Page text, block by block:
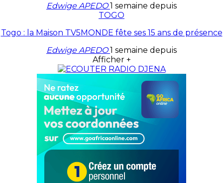
Edwige APEDO1 semaine depuis
TOGO
Togo : la Maison TV5MONDE fête ses 15 ans de présence
Edwige APEDO1 semaine depuis
Afficher +